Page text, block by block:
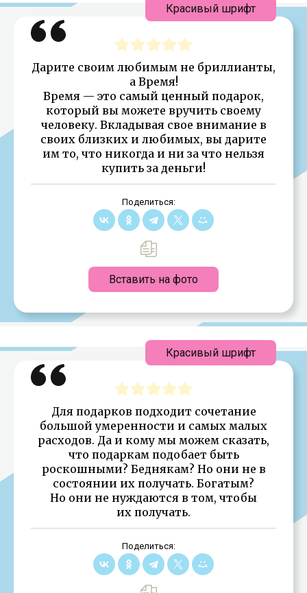
Дарите своим любимым не бриллианты,
а Время!
Время — это самый ценный подарок,
который вы можете вручить своему
человеку. Вкладывая свое внимание в
своих близких и любимых, вы дарите
им то, что никогда и ни за что нельзя
купить за деньги!
Поделиться:
Вставить на фото
Красивый шрифт
Для подарков подходит сочетание
большой умеренности и самых малых
расходов. Да и кому мы можем сказать,
что подаркам подобает быть
роскошными? Беднякам? Но они не в
состоянии их получать. Богатым?
Но они не нуждаются в том, чтобы
их получать.
Поделиться:
Красивый шрифт